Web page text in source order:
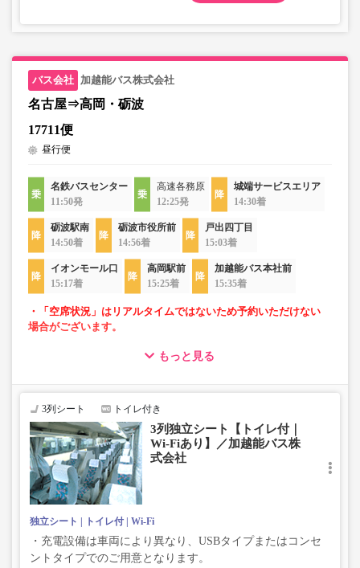
加越能バス株式会社
名古屋⇒高岡・砺波
17711便
昼行便
名鉄バスセンター
11:50発
高速各務原
12:25発
城端サービスエリア
14:30着
砺波駅南
14:50着
砺波市役所前
14:56着
戸出四丁目
15:03着
イオンモール口
15:17着
高岡駅前
15:25着
加越能バス本社前
15:35着
・「空席状況」はリアルタイムではないため予約いただけない
場合がございます。
・ゆったり過ごせる3列独立シート車両での運行
・移動時間を快適に過ごせるWi-Fi付
もっと見る
3列シート トイレ付き
3列独立シート【トイレ付｜
Wi-Fiあり】／加越能バス株
式会社
独立シート トイレ付 Wi-Fi
・充電設備は車両により異なり、USBタイプまたはコンセ
ントタイプでのご用意となります。